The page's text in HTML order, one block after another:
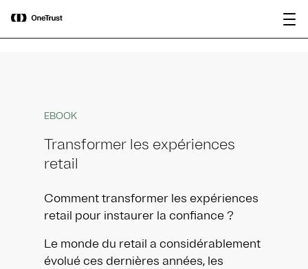
OneTrust nommée « Visionnaire »
dans le Magic Quadrant™ 2026 de
Gartner® pour les plateformes de
EBOOK
Transformer les expériences
retail
Comment transformer les expériences
retail pour instaurer la confiance ?
Le monde du retail a considérablement
évolué ces dernières années, les